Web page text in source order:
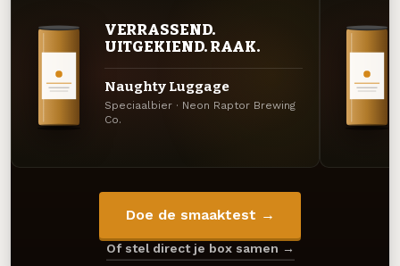
VERRASSEND.
UITGEKIEND. RAAK.
Naughty Luggage
Speciaalbier · Neon Raptor Brewing
Co.
Doe de smaaktest →
Of stel direct je box samen →